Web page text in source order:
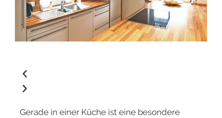
Gerade in einer Küche ist eine besondere